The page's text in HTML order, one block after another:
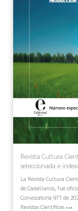
Revista Cultura
seleccionada e
La Revista Cultura
de Castellanos, fue
Convocatoria 977 de
Revistas Científicas